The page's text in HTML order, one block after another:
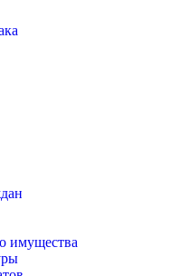
имущества